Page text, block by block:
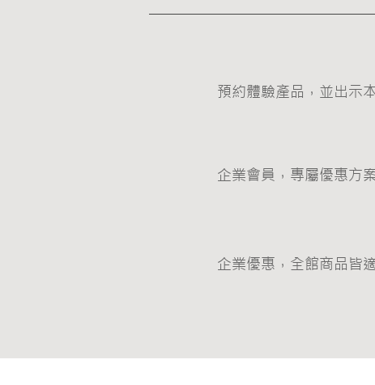
預約體驗產品，並出示
企業會員，專屬優惠方
企業優惠，全館商品皆